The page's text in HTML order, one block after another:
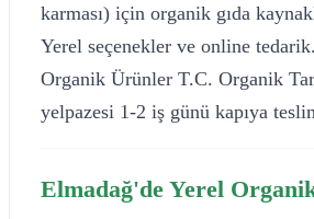
karması) için organik gıda
Yerel seçenekler ve online
Organik Ürünler T.C. Organik
yelpazesi 1-2 iş günü kapıya
Elmadağ'de Yerel